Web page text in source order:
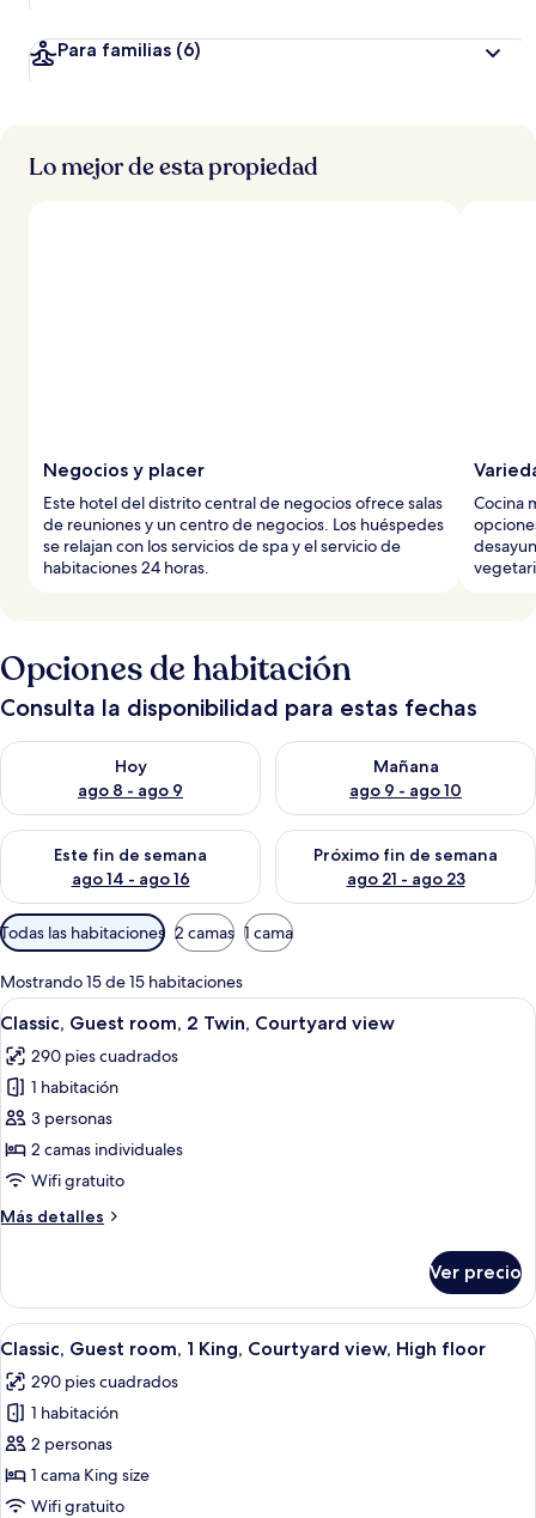
v
Para familias (6)
Lo mejor de esta propiedad
Negocios y placer
Este hotel del distrito central de negocios ofrece salas
de reuniones y un centro de negocios. Los huéspedes
se relajan con los servicios de spa y el servicio de
habitaciones 24 horas.
Cocina
Opciones de habitación
Consulta la disponibilidad para estas fechas
Hoy
ago 8 - ago 9
Consulta la disponibilidad para hoy ago 8 - ago 9
Mañana
ago 9 - ago 10
Consulta la disponibilidad
Este fin de semana
ago 14 - ago 16
Consulta la disponibilidad para este fin de semana ago 14 -
Próximo fin de semana
ago 21 - ago 23
Consulta la disponibilidad
Filtros
disponibles
para
las
habitaciones
Todas las habitaciones 2 camas 1 cama
Mostrando 15 de 15 habitaciones
Abrir
todas
las
fotos
de
Classic,
Guest
2
view
Habitación de hotel con dos camas,
4
Classic, Guest room, 2 Twin, Courtyard view
290 pies cuadrados
1 habitación
3 personas
2 camas individuales
Wifi gratuito
Más detalles
Más
Guest
room,
2
Courtyard
view
Ver precio
Abrir
todas
las
fotos
de
Classic,
Guest
Una cama bien tendida con sábanas
4
Classic, Guest room, 1 King, Courtyard view, High floor
290 pies cuadrados
1 habitación
2 personas
1 cama King size
Wifi gratuito